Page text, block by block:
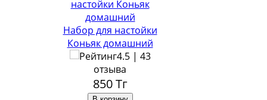
Набор для настойки
Коньяк домашний
4.5 | 43
отзыва
850Тг